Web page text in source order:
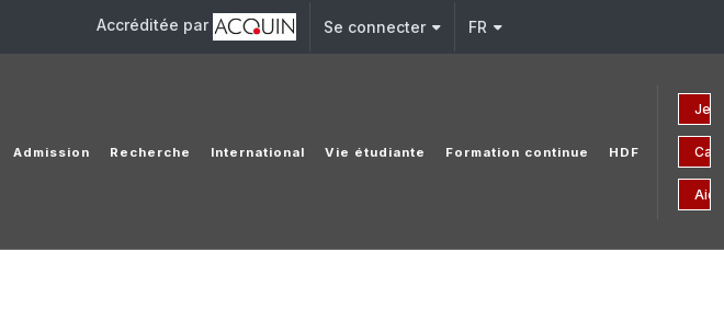
Accréditée par Se connecter FR
Je
Admission Recherche International Vie étudiante Formation continue HDF